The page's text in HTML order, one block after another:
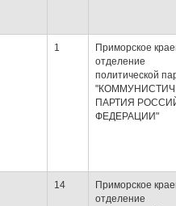
1
Приморское
отделение
политической
ПАРТИЯ
ФЕДЕРАЦИИ"
14
Приморское
отделение